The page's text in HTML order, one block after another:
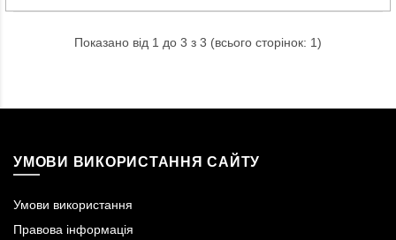
Показано від 1 до 3 з 3 (всього сторінок: 1)
УМОВИ ВИКОРИСТАННЯ САЙТУ
Умови використання
Правова інформація